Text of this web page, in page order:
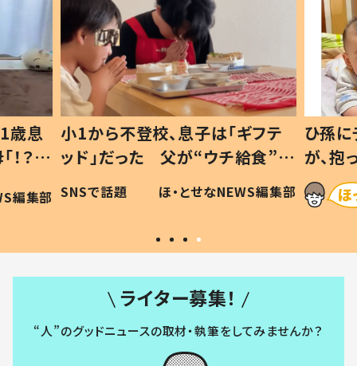
歳息
？」
編集部
小1から不登校、息子は「ギフテ
ッド」だった 父が“ウチ給食”を
作り続ける理由とは #令和の親
#令和の子
SNSで話題 ほ・とせなNEWS編集部
ひ孫
が、
「涙が
い」
ライター募集！
“人”のグッドニュースの取材・執筆をしてみませんか？